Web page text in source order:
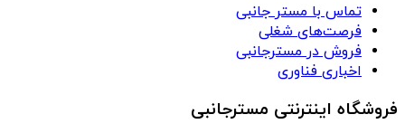
تماس با مستر جانبی
فرصت‌های شغلی
فروش در مسترجانبی
اخباری فناوری
فروشگاه اینترنتی مسترجانبی